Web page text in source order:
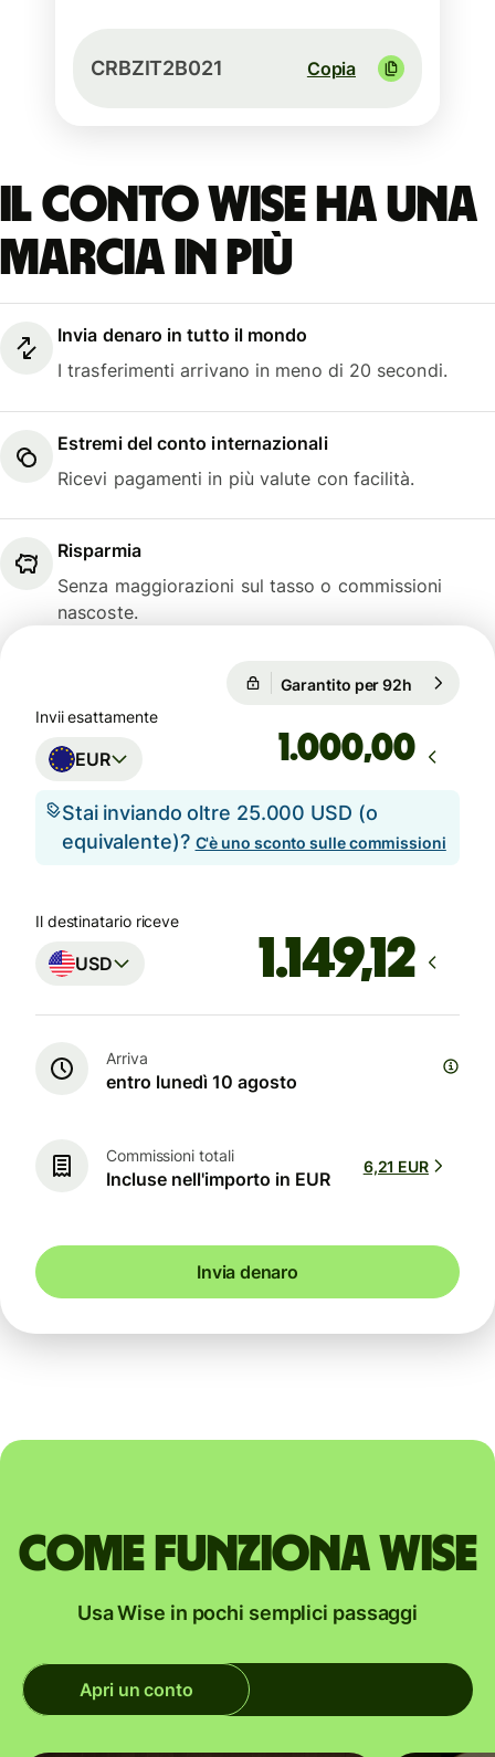
CRBZIT2B021 Copia
Il conto Wise ha una
marcia in più
Invia denaro in tutto il mondo
I trasferimenti arrivano in meno di 20 secondi.
Estremi del conto internazionali
Ricevi pagamenti in più valute con facilità.
Risparmia
Senza maggiorazioni sul tasso o commissioni
nascoste.
Garantito per 92h
Invii esattamente
EUR ,00
Stai inviando oltre 25.000 USD (o
equivalente)? C'è uno sconto sulle commissioni
Il destinatario riceve
USD
Arriva
entro lunedì 10 agosto
Commissioni totali
Incluse nell'importo in EUR
6,21 EUR
Invia denaro
Come funziona Wise
Usa Wise in pochi semplici passaggi
Apri un conto